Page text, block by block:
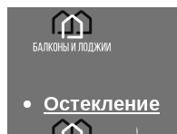
Остекление